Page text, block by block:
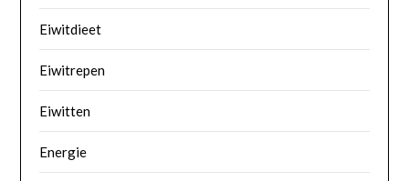
Eiwitdieet
Eiwitrepen
Eiwitten
Energie